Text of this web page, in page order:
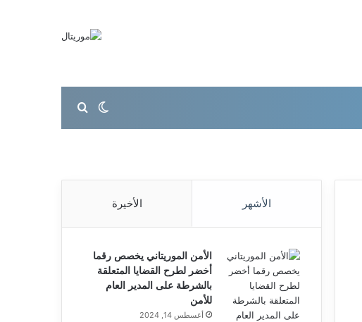
الوضع المظلم
بحث عن
الأشهر الأخيرة
الأمن الموريتاني يخصص رقما
أخضر لطرح القضايا المتعلقة
بالشرطة على المدير العام
للأمن
أغسطس 14, 2024